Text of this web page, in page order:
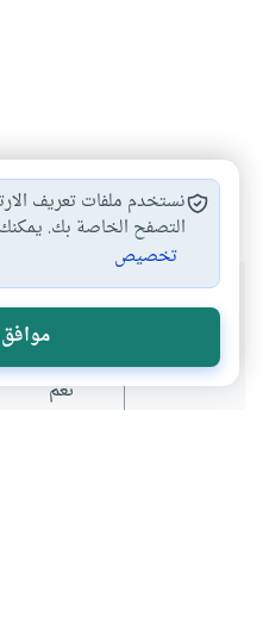
آيات الصيام #شهر رمضان #
هل انتفعت
نعم
نستخدم ملفات تعريف
التصفح الخاصة بك.
تخصيص
موافق